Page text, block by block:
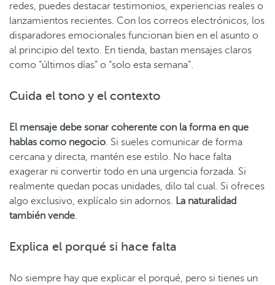
redes, puedes destacar testimonios, experiencias reales o
lanzamientos recientes. Con los correos electrónicos, los
disparadores emocionales funcionan bien en el asunto o
al principio del texto. En tienda, bastan mensajes claros
como “últimos días” o “solo esta semana”.
Cuida el tono y el contexto
El mensaje debe sonar coherente con la forma en que
hablas como negocio. Si sueles comunicar de forma
cercana y directa, mantén ese estilo. No hace falta
exagerar ni convertir todo en una urgencia forzada. Si
realmente quedan pocas unidades, dilo tal cual. Si ofreces
algo exclusivo, explícalo sin adornos. La naturalidad
también vende.
Explica el porqué si hace falta
No siempre hay que explicar el porqué, pero si tienes un